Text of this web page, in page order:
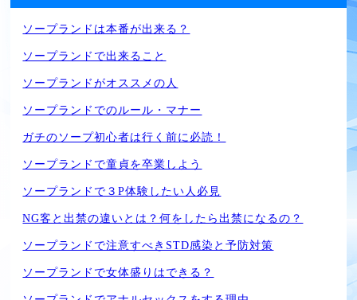
ソープランドは本番が出来る？
ソープランドで出来ること
ソープランドがオススメの人
ソープランドでのルール・マナー
ガチのソープ初心者は行く前に必読！
ソープランドで童貞を卒業しよう
ソープランドで３P体験したい人必見
NG客と出禁の違いとは？何をしたら出禁になるの？
ソープランドで注意すべきSTD感染と予防対策
ソープランドで女体盛りはできる？